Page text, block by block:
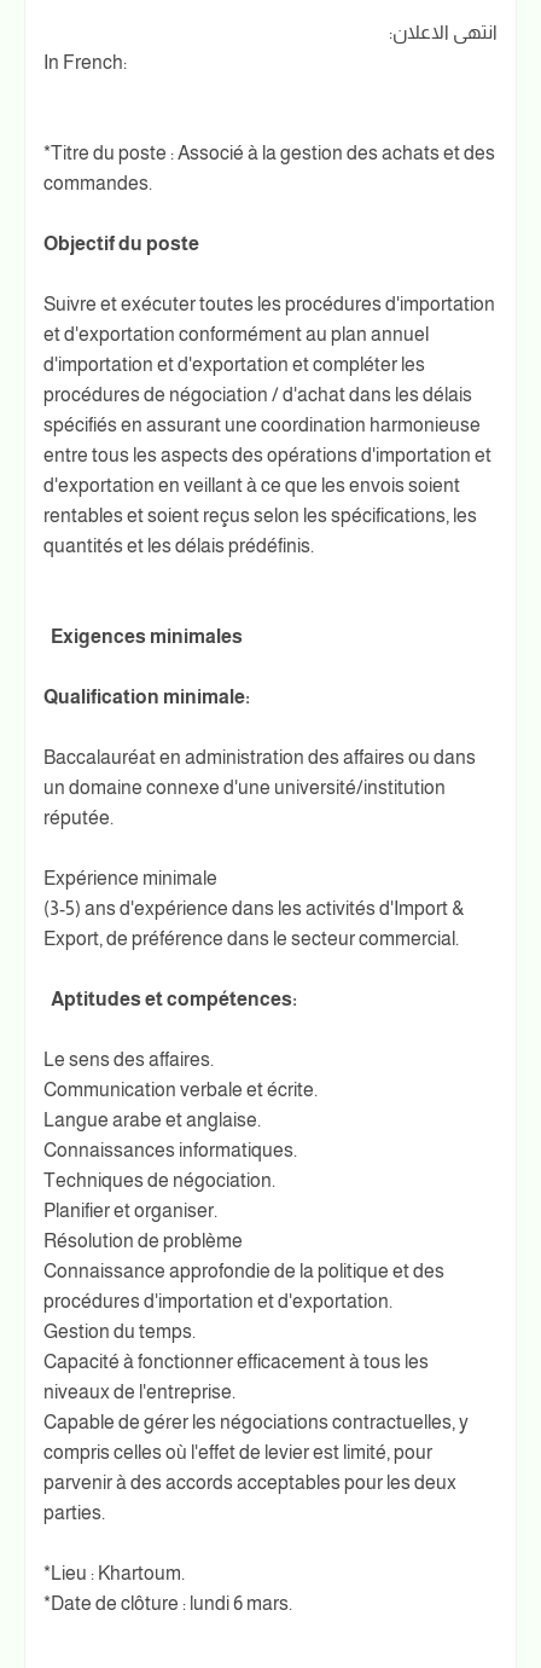
انتهى الاعلان:
In French:
*Titre du poste : Associé à la gestion des achats et des
commandes.
Objectif du poste
Suivre et exécuter toutes les procédures d'importation
et d'exportation conformément au plan annuel
d'importation et d'exportation et compléter les
procédures de négociation / d'achat dans les délais
spécifiés en assurant une coordination harmonieuse
entre tous les aspects des opérations d'importation et
d'exportation en veillant à ce que les envois soient
rentables et soient reçus selon les spécifications, les
quantités et les délais prédéfinis.
Exigences minimales
Qualification minimale:
Baccalauréat en administration des affaires ou dans
un domaine connexe d'une université/institution
réputée.
Expérience minimale
(3-5) ans d'expérience dans les activités d'Import &
Export, de préférence dans le secteur commercial.
Aptitudes et compétences:
Le sens des affaires.
Communication verbale et écrite.
Langue arabe et anglaise.
Connaissances informatiques.
Techniques de négociation.
Planifier et organiser.
Résolution de problème
Connaissance approfondie de la politique et des
procédures d'importation et d'exportation.
Gestion du temps.
Capacité à fonctionner efficacement à tous les
niveaux de l'entreprise.
Capable de gérer les négociations contractuelles, y
compris celles où l'effet de levier est limité, pour
parvenir à des accords acceptables pour les deux
parties.
*Lieu : Khartoum.
*Date de clôture : lundi 6 mars.